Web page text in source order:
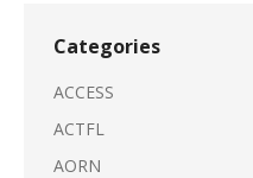
Categories
ACCESS
ACTFL
AORN